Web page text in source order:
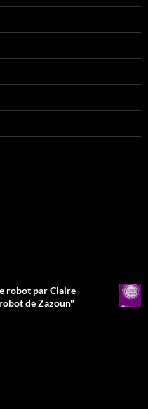
robot par Claire
de Zazoun"